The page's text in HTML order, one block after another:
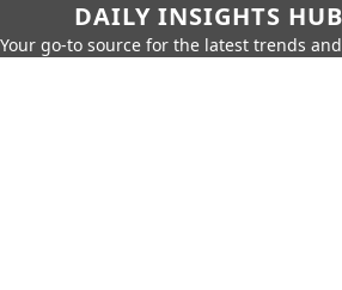
DAILY INSIGHTS HUB
Your go-to source for the latest trends